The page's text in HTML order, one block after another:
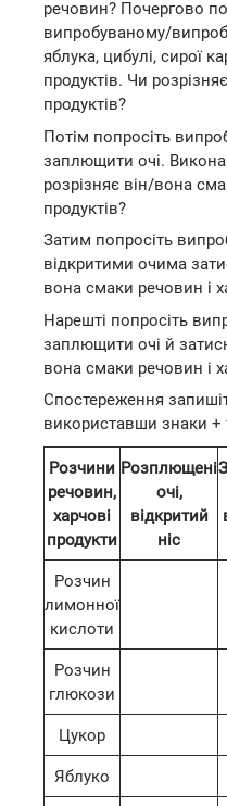
речовин? Почергово
випробуваному/
яблука, цибулі, сирої
продуктів. Чи
продуктів?
Потім попросіть
заплющити очі.
розрізняє він/вона
продуктів?
Затим попросіть
відкритими очима
вона смаки речовин і
Нарешті попросіть
заплющити очі й
вона смаки речовин і
Спостереження
використавши знаки +
Розчини
речовин,
харчові
продукти
Розплющені
очі,
відкритий
ніс
Розчин
лимонної
кислоти
Розчин
глюкози
Цукор
Яблуко